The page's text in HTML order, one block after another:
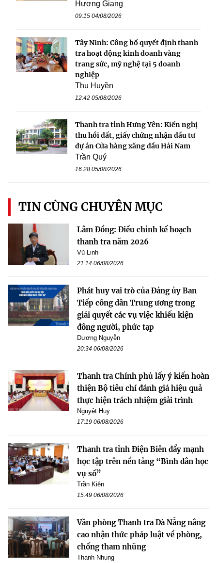
Hương Giang
09:15 04/08/2026
Tây Ninh: Công bố quyết định thanh
tra hoạt động kinh doanh vàng
trang sức, mỹ nghệ tại 5 doanh
nghiệp
Thu Huyền
12:42 05/08/2026
Thanh tra tỉnh Hưng Yên: Kiến nghị
thu hồi đất, giấy chứng nhận đầu tư
dự án Cửa hàng xăng dầu Hải Nam
Trần Quý
16:28 05/08/2026
TIN CÙNG CHUYÊN MỤC
Lâm Đồng: Điều chỉnh kế hoạch
thanh tra năm 2026
Vũ Linh
21:14 06/08/2026
Phát huy vai trò của Đảng ủy Ban
Tiếp công dân Trung ương trong
giải quyết các vụ việc khiếu kiện
đông người, phức tạp
Dương Nguyễn
20:34 06/08/2026
Thanh tra Chính phủ lấy ý kiến hoàn
thiện Bộ tiêu chí đánh giá hiệu quả
thực hiện trách nhiệm giải trình
Nguyệt Huy
17:19 06/08/2026
Thanh tra tỉnh Điện Biên đẩy mạnh
học tập trên nền tảng “Bình dân học
vụ số”
Trần Kiên
15:49 06/08/2026
Văn phòng Thanh tra Đà Nẵng nâng
cao nhận thức pháp luật về phòng,
chống tham nhũng
Thanh Nhung